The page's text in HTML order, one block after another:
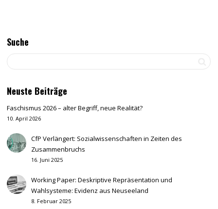
Suche
Neuste Beiträge
Faschismus 2026 – alter Begriff, neue Realität?
10. April 2026
CfP Verlängert: Sozialwissenschaften in Zeiten des
Zusammenbruchs
16. Juni 2025
Working Paper: Deskriptive Repräsentation und
Wahlsysteme: Evidenz aus Neuseeland
8. Februar 2025